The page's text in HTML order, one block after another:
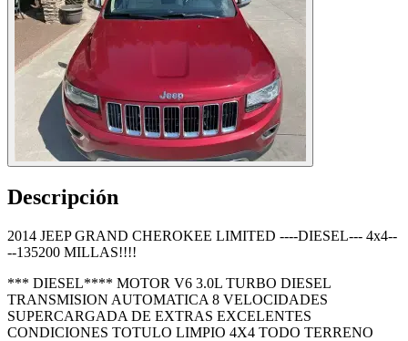
Descripción
2014 JEEP GRAND CHEROKEE LIMITED ----DIESEL--- 4x4--
--135200 MILLAS!!!!
*** DIESEL**** MOTOR V6 3.0L TURBO DIESEL
TRANSMISION AUTOMATICA 8 VELOCIDADES
SUPERCARGADA DE EXTRAS EXCELENTES
CONDICIONES TOTULO LIMPIO 4X4 TODO TERRENO